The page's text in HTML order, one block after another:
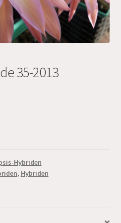
35-2013
Hybriden
, Hybriden